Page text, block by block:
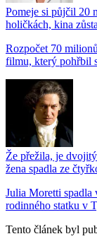
Pomeje si půjčil 20
holičkách, kina
Rozpočet 70
filmu, který pohřbil
Že přežila, je
žena spadla ze
Julia Moretti spadla
rodinného statku v
Tento článek byl